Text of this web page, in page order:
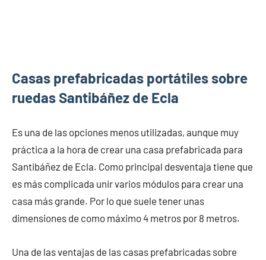
Casas prefabricadas portátiles sobre
ruedas Santibáñez de Ecla
Es una de las opciones menos utilizadas, aunque muy
práctica a la hora de crear una casa prefabricada para
Santibáñez de Ecla. Como principal desventaja tiene que
es más complicada unir varios módulos para crear una
casa más grande. Por lo que suele tener unas
dimensiones de como máximo 4 metros por 8 metros.
Una de las ventajas de las casas prefabricadas sobre